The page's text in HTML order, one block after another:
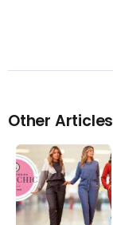
Other Articles